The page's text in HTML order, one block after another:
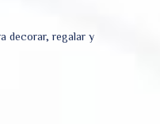
decorar, regalar y